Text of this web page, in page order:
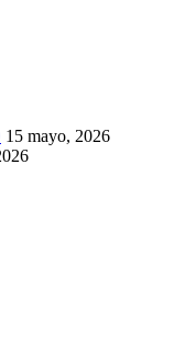
15 mayo, 2026